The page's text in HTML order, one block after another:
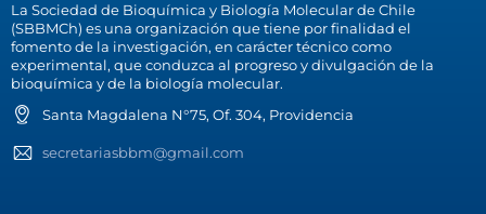
La Sociedad de Bioquímica y Biología Molecular de Chile
(SBBMCh) es una organización que tiene por finalidad el
fomento de la investigación, en carácter técnico como
experimental, que conduzca al progreso y divulgación de la
bioquímica y de la biología molecular.
Santa Magdalena N°75, Of. 304, Providencia
secretariasbbm@gmail.com